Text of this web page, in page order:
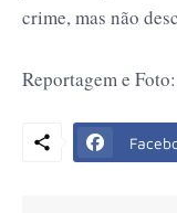
crime, mas não
Reportagem e